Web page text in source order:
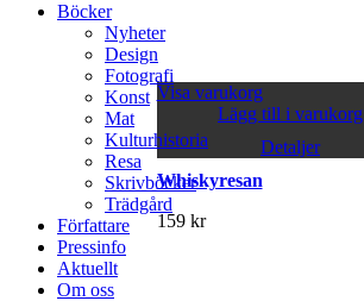
Böcker
Nyheter
Design
Fotografi
Konst
Mat
Kulturhistoria
Resa
Skrivböcker
Trädgård
Författare
Pressinfo
Aktuellt
Om oss
Visa varukorg
Lägg till i varukorg
Detaljer
Whiskyresan
159 kr